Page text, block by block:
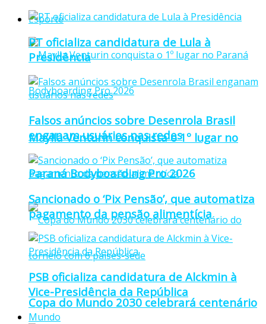
Esporte
Maylla Venturin conquista o 1º lugar no
Paraná Bodyboarding Pro 2026
Copa do Mundo 2030 celebrará centenário
PT oficializa candidatura de Lula à
Presidência
Falsos anúncios sobre Desenrola Brasil
enganam usuários nas redes
Sancionado o ‘Pix Pensão’, que automatiza
pagamento da pensão alimentícia
PSB oficializa candidatura de Alckmin à
Vice-Presidência da República
Mundo